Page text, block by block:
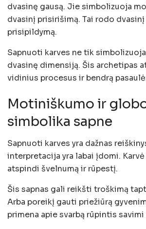
dvasinę gausą. Jie simbolizuoja
dvasinį prisirišimą. Tai rodo
prisipildymą.
Sapnuoti karves ne tik
dvasinę dimensiją. Šis archetipas
vidinius procesus ir bendrą
Motiniškumo ir
simbolika sapne
Sapnuoti karves yra dažnas
interpretacija yra labai įdomi. Karvė
atspindi švelnumą ir rūpestį.
Šis sapnas gali reikšti troškimą
Arba poreikį gauti priežiūrą
primena apie svarbą rūpintis